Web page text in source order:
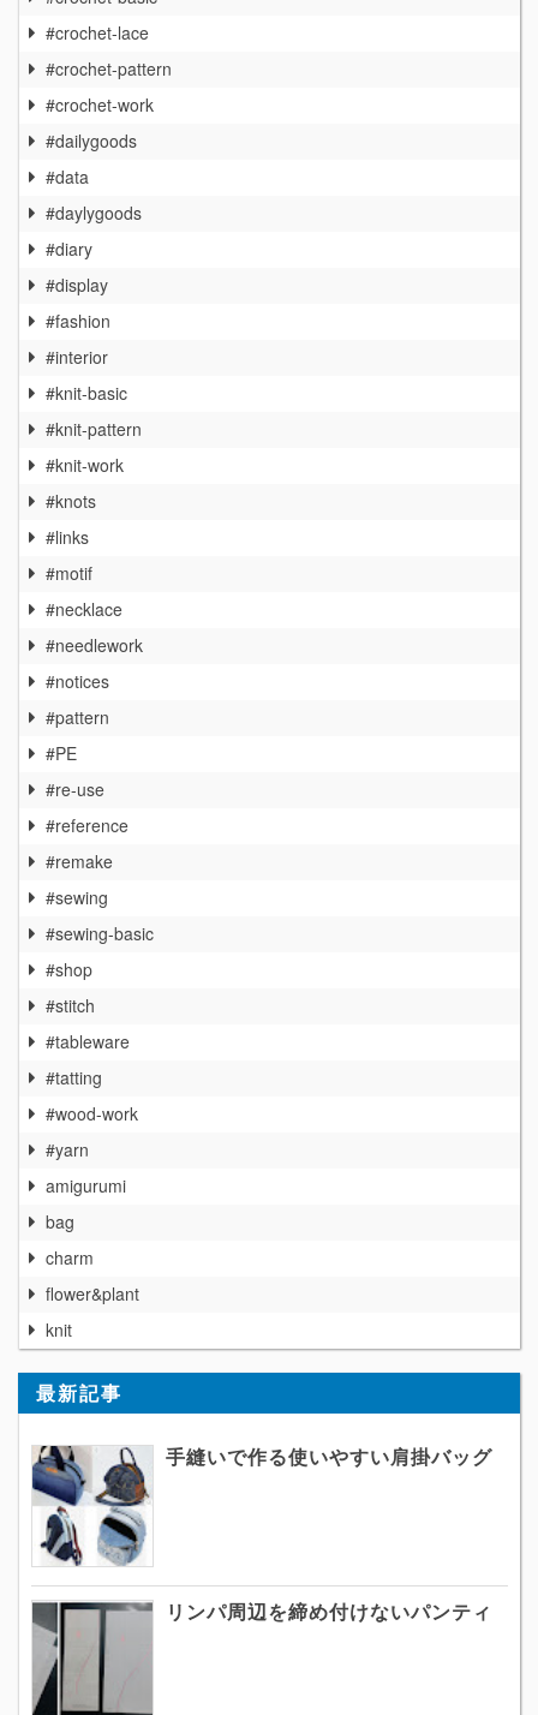
#crochet-lace
#crochet-pattern
#crochet-work
#dailygoods
#data
#daylygoods
#diary
#display
#fashion
#interior
#knit-basic
#knit-pattern
#knit-work
#knots
#links
#motif
#necklace
#needlework
#notices
#pattern
#PE
#re-use
#reference
#remake
#sewing
#sewing-basic
#shop
#stitch
#tableware
#tatting
#wood-work
#yarn
amigurumi
bag
charm
flower&plant
knit
最新記事
手縫いで作る使いやすい肩掛バッグ
リンパ周辺を締め付けないパンティ